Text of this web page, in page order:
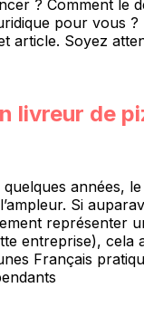
? Comment le
pour vous
article. Soyez
livreur de
années,
Si
représenter
entreprise), cela
Français